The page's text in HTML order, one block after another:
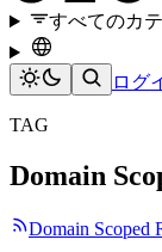
すべてのカ
ログ
TAG
Domain
Domain Scoped